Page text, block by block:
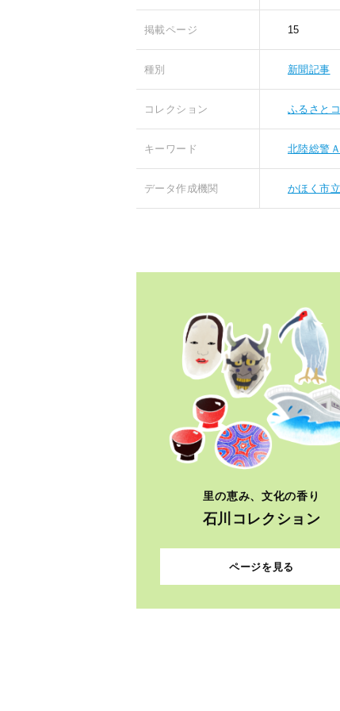
掲載ページ 15
種別 新聞記事
コレクション ふるさと
キーワード 北陸総警
データ作成機関 かほく市
里の恵み、文化の香り
石川コレクション
ページを見る